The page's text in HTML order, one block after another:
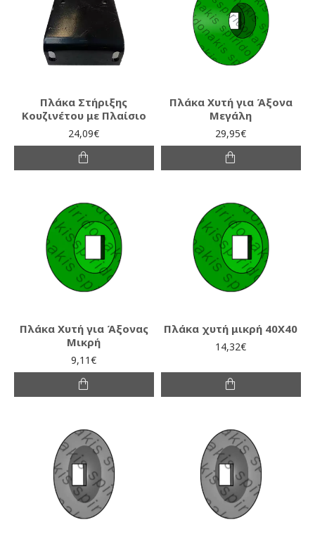
Πλάκα Στήριξης
Κουζινέτου με Πλαίσιο
24,09€
Πλάκα Χυτή για Άξονα
Μεγάλη
29,95€
Πλάκα Χυτή για Άξονας
Μικρή
9,11€
Πλάκα χυτή μικρή 40Χ40
14,32€